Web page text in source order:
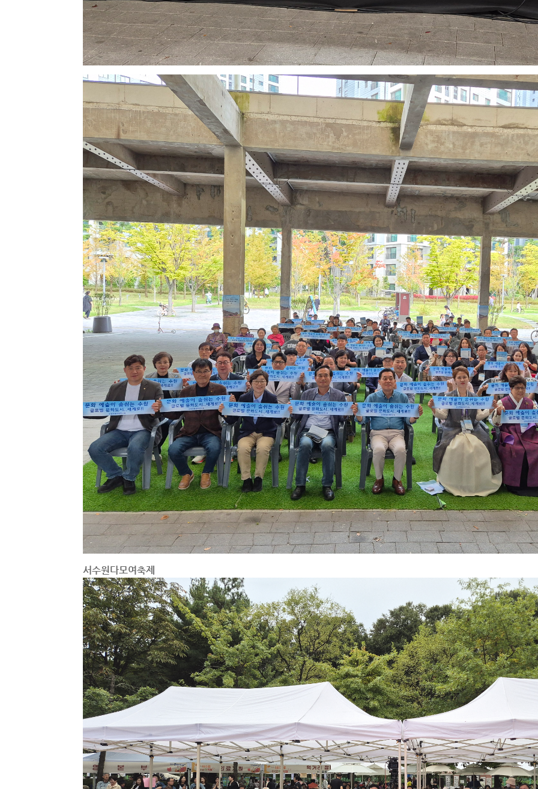
서수원다모여축제